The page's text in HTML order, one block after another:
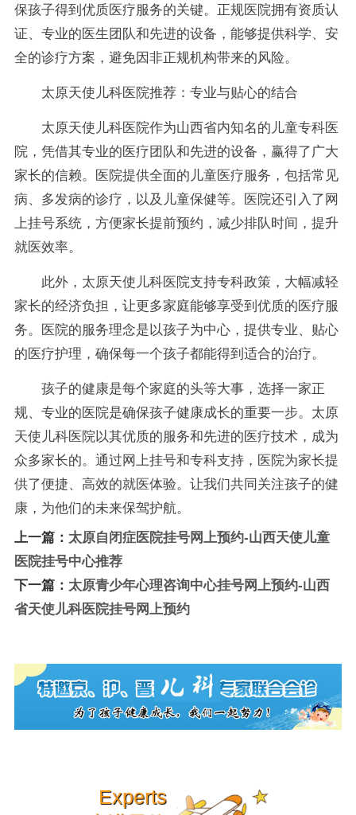
保孩子得到优质医疗服务的关键。正规医院拥有资质认
证、专业的医生团队和先进的设备，能够提供科学、安
全的诊疗方案，避免因非正规机构带来的风险。
太原天使儿科医院推荐：专业与贴心的结合
太原天使儿科医院作为山西省内知名的儿童专科医
院，凭借其专业的医疗团队和先进的设备，赢得了广大
家长的信赖。医院提供全面的儿童医疗服务，包括常见
病、多发病的诊疗，以及儿童保健等。医院还引入了网
上挂号系统，方便家长提前预约，减少排队时间，提升
就医效率。
此外，太原天使儿科医院支持专科政策，大幅减轻
家长的经济负担，让更多家庭能够享受到优质的医疗服
务。医院的服务理念是以孩子为中心，提供专业、贴心
的医疗护理，确保每一个孩子都能得到适合的治疗。
孩子的健康是每个家庭的头等大事，选择一家正
规、专业的医院是确保孩子健康成长的重要一步。太原
天使儿科医院以其优质的服务和先进的医疗技术，成为
众多家长的。通过网上挂号和专科支持，医院为家长提
供了便捷、高效的就医体验。让我们共同关注孩子的健
康，为他们的未来保驾护航。
上一篇： 太原自闭症医院挂号网上预约-山西天使儿童
医院挂号中心推荐
下一篇： 太原青少年心理咨询中心挂号网上预约-山西
省天使儿科医院挂号网上预约
Experts